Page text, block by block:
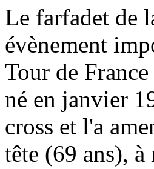
Le farfadet de
évènement
Tour de
né en janvier
cross et l'a
tête (69 ans),